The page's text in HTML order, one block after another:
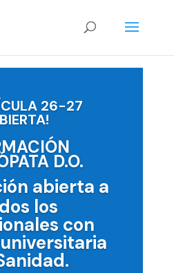
26-27
D.O.
abierta a
los
con